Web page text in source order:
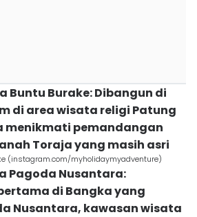
Buntu Burake: Dibangun di
di area wisata religi Patung
menikmati pemandangan
Toraja yang masih asri
(instagram.com/myholidaymyadventure)
Pagoda Nusantara:
di Bangka yang
Nusantara, kawasan wisata